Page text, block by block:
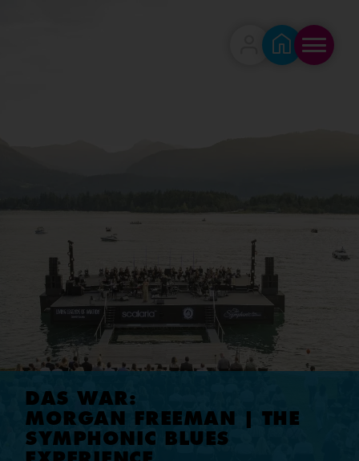
DAS WAR:
MORGAN FREEMAN | THE
SYMPHONIC BLUES
EXPERIENCE